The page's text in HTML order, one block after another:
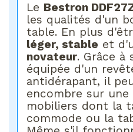
Le Bestron
les qualités d'un
table. En plus
léger, stable et
novateur. Grâce à
équipée d'un
antidérapant, il
encombre sur une
mobiliers dont la
commode ou la